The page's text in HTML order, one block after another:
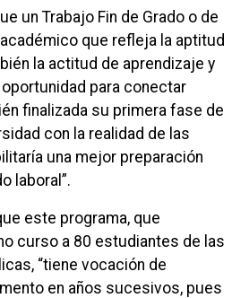
un Trabajo Fin de Grado o de
que refleja la aptitud
la actitud de aprendizaje y
para conectar
finalizada su primera fase de
con la realidad de las
una mejor preparación
laboral”.
este programa, que
curso a 80 estudiantes de las
“tiene vocación de
en años sucesivos, pues